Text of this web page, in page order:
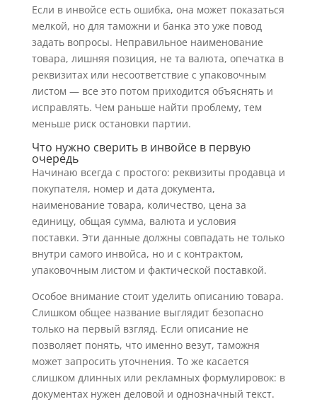
Если в инвойсе есть ошибка, она может показаться
мелкой, но для таможни и банка это уже повод
задать вопросы. Неправильное наименование
товара, лишняя позиция, не та валюта, опечатка в
реквизитах или несоответствие с упаковочным
листом — все это потом приходится объяснять и
исправлять. Чем раньше найти проблему, тем
меньше риск остановки партии.
Что нужно сверить в инвойсе в первую
очередь
Начинаю всегда с простого: реквизиты продавца и
покупателя, номер и дата документа,
наименование товара, количество, цена за
единицу, общая сумма, валюта и условия
поставки. Эти данные должны совпадать не только
внутри самого инвойса, но и с контрактом,
упаковочным листом и фактической поставкой.
Особое внимание стоит уделить описанию товара.
Слишком общее название выглядит безопасно
только на первый взгляд. Если описание не
позволяет понять, что именно везут, таможня
может запросить уточнения. То же касается
слишком длинных или рекламных формулировок: в
документах нужен деловой и однозначный текст.